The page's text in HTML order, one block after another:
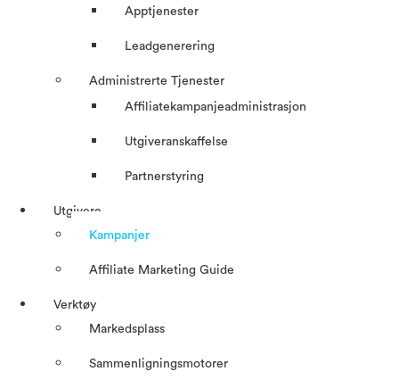
Apptjenester
Leadgenerering
Administrerte Tjenester
Affiliatekampanjeadministrasjon
Utgiveranskaffelse
Partnerstyring
Utgivere
Kampanjer
Affiliate Marketing Guide
Verktøy
Markedsplass
Sammenligningsmotorer